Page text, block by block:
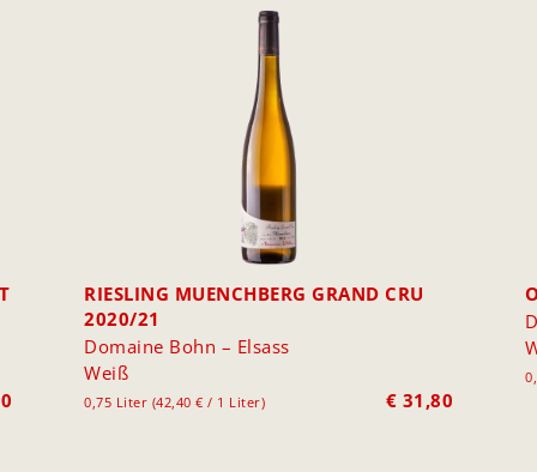
RIESLING MUENCHBERG GRAND CRU
2020/21
Domaine Bohn – Elsass
Weiß
0,75 Liter (42,40 € / 1 Liter) € 31,80